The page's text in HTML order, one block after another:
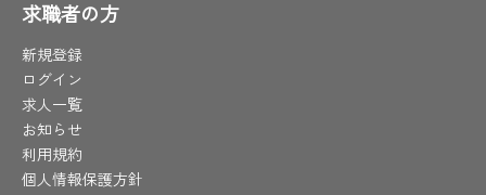
求職者の方
新規登録
ログイン
求人一覧
お知らせ
利用規約
個人情報保護方針